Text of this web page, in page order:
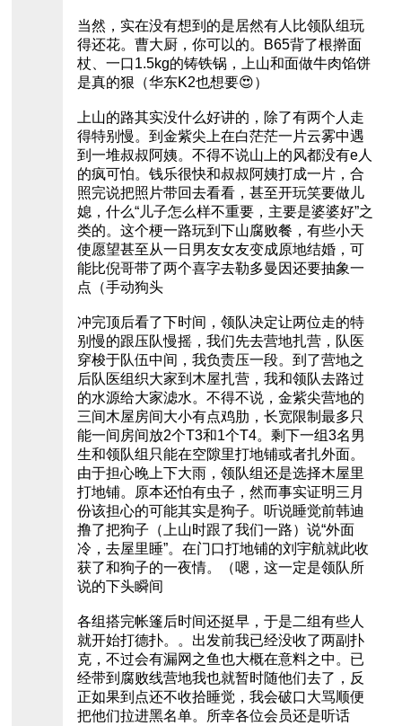
当然，实在没有想到的是居然有人比领队组玩
得还花。曹大厨，你可以的。B65背了根擀面
杖、一口1.5kg的铸铁锅，上山和面做牛肉馅饼
是真的狠（华东K2也想要😍）
上山的路其实没什么好讲的，除了有两个人走
得特别慢。到金紫尖上在白茫茫一片云雾中遇
到一堆叔叔阿姨。不得不说山上的风都没有e人
的疯可怕。钱乐很快和叔叔阿姨打成一片，合
照完说把照片带回去看看，甚至开玩笑要做儿
媳，什么“儿子怎么样不重要，主要是婆婆好”之
类的。这个梗一路玩到下山腐败餐，有些小天
使愿望甚至从一日男友女友变成原地结婚，可
能比倪哥带了两个喜字去勒多曼因还要抽象一
点（手动狗头
冲完顶后看了下时间，领队决定让两位走的特
别慢的跟压队慢摇，我们先去营地扎营，队医
穿梭于队伍中间，我负责压一段。到了营地之
后队医组织大家到木屋扎营，我和领队去路过
的水源给大家滤水。不得不说，金紫尖营地的
三间木屋房间大小有点鸡肋，长宽限制最多只
能一间房间放2个T3和1个T4。剩下一组3名男
生和领队组只能在空隙里打地铺或者扎外面。
由于担心晚上下大雨，领队组还是选择木屋里
打地铺。原本还怕有虫子，然而事实证明三月
份该担心的可能其实是狗子。听说睡觉前韩迪
撸了把狗子（上山时跟了我们一路）说“外面
冷，去屋里睡”。在门口打地铺的刘宇航就此收
获了和狗子的一夜情。（嗯，这一定是领队所
说的下头瞬间
各组搭完帐篷后时间还挺早，于是二组有些人
就开始打德扑。。出发前我已经没收了两副扑
克，不过会有漏网之鱼也大概在意料之中。已
经带到腐败线营地我也就暂时随他们去了，反
正如果到点还不收拾睡觉，我会破口大骂顺便
把他们拉进黑名单。所幸各位会员还是听话